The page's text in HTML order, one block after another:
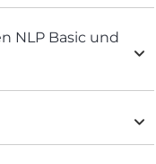
NLP Basic und